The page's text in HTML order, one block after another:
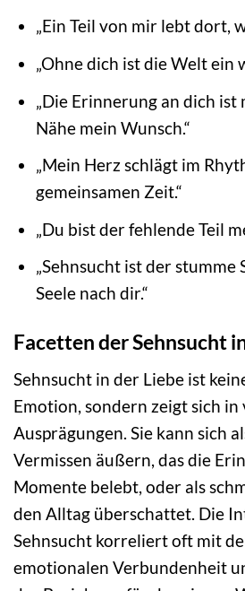
„Ein Teil von mir lebt dort,
„Ohne dich ist die Welt ein
„Die Erinnerung an dich ist
Nähe mein Wunsch.“
„Mein Herz schlägt im
gemeinsamen Zeit.“
„Du bist der fehlende Teil
„Sehnsucht ist der stumme
Seele nach dir.“
Facetten der Sehnsucht
Sehnsucht in der Liebe ist
Emotion, sondern zeigt sich in
Ausprägungen. Sie kann sich
Vermissen äußern, das die
Momente belebt, oder als
den Alltag überschattet. Die
Sehnsucht korreliert oft mit
emotionalen Verbundenheit